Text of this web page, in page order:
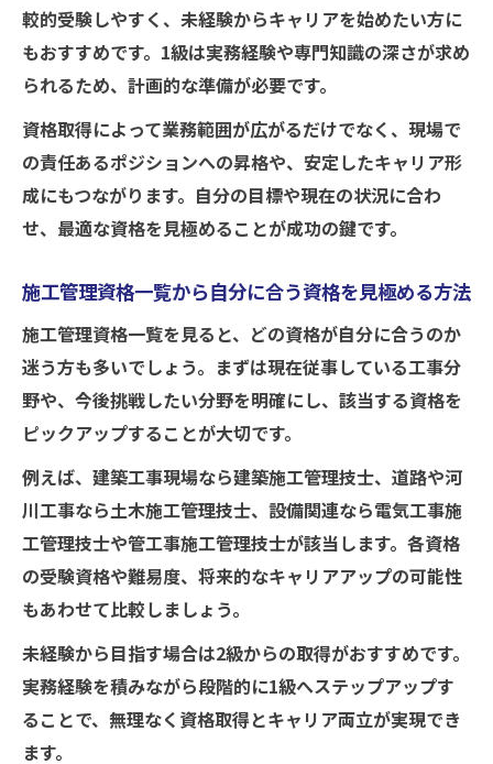
令和最新の施工管理資格受験条件をチェッ
ク
未経験者向け2級施工管理技士試験対策
2級施工管理技士で得られるキャリアメリッ
ト
施工管理資格2級取得後の進路選択肢
較的受験しやすく、未経験からキャリアを始めたい方に
もおすすめです。1級は実務経験や専門知識の深さが求め
られるため、計画的な準備が必要です。
資格取得によって業務範囲が広がるだけでなく、現場で
の責任あるポジションへの昇格や、安定したキャリア形
成にもつながります。自分の目標や現在の状況に合わ
せ、最適な資格を見極めることが成功の鍵です。
施工管理資格一覧から自分に合う資格を見極める方法
施工管理資格一覧を見ると、どの資格が自分に合うのか
迷う方も多いでしょう。まずは現在従事している工事分
野や、今後挑戦したい分野を明確にし、該当する資格を
ピックアップすることが大切です。
例えば、建築工事現場なら建築施工管理技士、道路や河
川工事なら土木施工管理技士、設備関連なら電気工事施
工管理技士や管工事施工管理技士が該当します。各資格
の受験資格や難易度、将来的なキャリアアップの可能性
もあわせて比較しましょう。
未経験から目指す場合は2級からの取得がおすすめです。
実務経験を積みながら段階的に1級へステップアップす
ることで、無理なく資格取得とキャリア両立が実現でき
ます。